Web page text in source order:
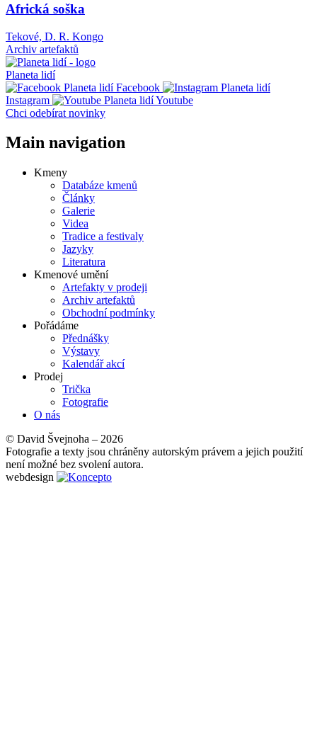
Africká soška
Tekové, D. R. Kongo
Archiv artefaktů
Planeta lidí
Facebook
Instagram
Youtube
Chci odebírat novinky
Main navigation
Kmeny
Databáze kmenů
Články
Galerie
Videa
Tradice a festivaly
Jazyky
Literatura
Kmenové umění
Artefakty v prodeji
Archiv artefaktů
Obchodní podmínky
Pořádáme
Přednášky
Výstavy
Kalendář akcí
Prodej
Trička
Fotografie
O nás
© David Švejnoha – 2026
Fotografie a texty jsou chráněny autorským právem a jejich použití
není možné bez svolení autora.
webdesign